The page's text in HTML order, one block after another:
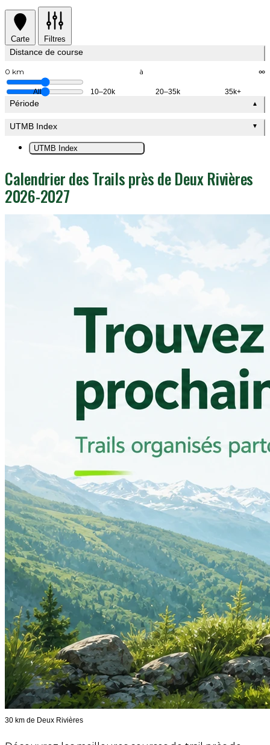
Carte Filtres
Distance de course
0 km à ∞
All 10–20k 20–35k 35k+
Période ▲
UTMB Index ▼
UTMB Index
Calendrier des Trails près de Deux Rivières
2026-2027
30 km de Deux Rivières